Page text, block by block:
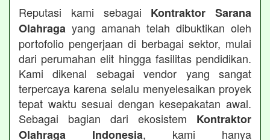
Reputasi kami sebagai Kontraktor Sarana
Olahraga yang amanah telah dibuktikan oleh
portofolio pengerjaan di berbagai sektor, mulai
dari perumahan elit hingga fasilitas pendidikan.
Kami dikenal sebagai vendor yang sangat
terpercaya karena selalu menyelesaikan proyek
tepat waktu sesuai dengan kesepakatan awal.
Sebagai bagian dari ekosistem Kontraktor
Olahraga Indonesia, kami hanya